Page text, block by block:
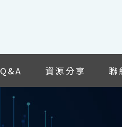
Q&A 資源分享 聯